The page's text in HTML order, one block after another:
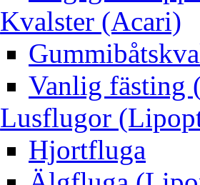
Kvalster (Acari)
Vanlig fästing
Lusflugor
Hjortfluga